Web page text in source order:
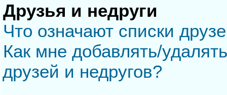
Друзья и недруги
Что означают списки
Как мне добавлять/
друзей и недругов?